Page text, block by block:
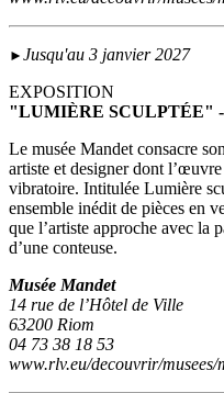
► Jusqu'au 3 janvier 2027
EXPOSITION
"LUMIÈRE SCULPTÉE"
Le musée Mandet consacre
artiste et designer dont
vibratoire. Intitulée Lumière
ensemble inédit de pièces en
que l’artiste approche avec la
d’une conteuse.
Musée Mandet
14 rue de l’Hôtel de Ville
63200 Riom
04 73 38 18 53
www.rlv.eu/decouvrir/musees/